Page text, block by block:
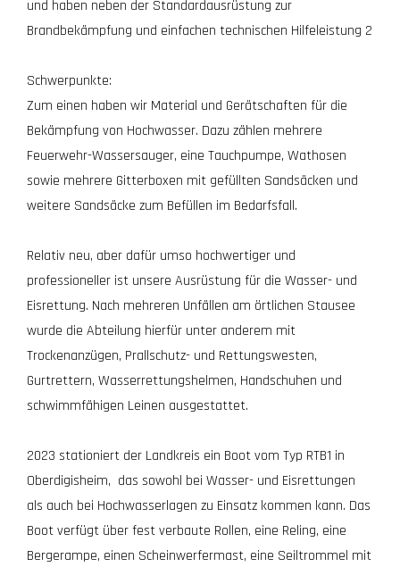
und haben neben der Standardausrüstung zur
Brandbekämpfung und einfachen technischen Hilfeleistung 2
Schwerpunkte:
Zum einen haben wir Material und Gerätschaften für die
Bekämpfung von Hochwasser. Dazu zählen mehrere
Feuerwehr-Wassersauger, eine Tauchpumpe, Wathosen
sowie mehrere Gitterboxen mit gefüllten Sandsäcken und
weitere Sandsäcke zum Befüllen im Bedarfsfall.
Relativ neu, aber dafür umso hochwertiger und
professioneller ist unsere Ausrüstung für die Wasser- und
Eisrettung. Nach mehreren Unfällen am örtlichen Stausee
wurde die Abteilung hierfür unter anderem mit
Trockenanzügen, Prallschutz- und Rettungswesten,
Gurtrettern, Wasserrettungshelmen, Handschuhen und
schwimmfähigen Leinen ausgestattet.
2023 stationiert der Landkreis ein Boot vom Typ RTB1 in
Oberdigisheim, das sowohl bei Wasser- und Eisrettungen
als auch bei Hochwasserlagen zu Einsatz kommen kann. Das
Boot verfügt über fest verbaute Rollen, eine Reling, eine
Bergerampe, einen Scheinwerfermast, eine Seiltrommel mit